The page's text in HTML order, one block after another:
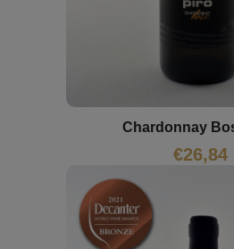
Chardonnay
€26,84